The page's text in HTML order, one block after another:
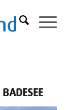
BADESEE